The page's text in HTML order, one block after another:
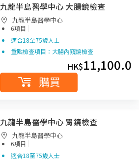
九龍半島醫學中心 大腸鏡檢查
九龍半島醫學中心
6項目 |
適合18至75歲人士
重點檢查項目：大腸內窺鏡檢查
HK$11,100.0
購買
九龍半島醫學中心 胃鏡檢查
九龍半島醫學中心
6項目 |
適合18至75歲人士